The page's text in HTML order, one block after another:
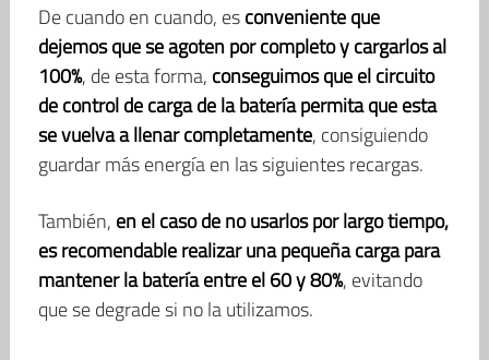
De cuando en cuando, esconveniente que
dejemos que se agoten por completo y cargarlos al
100%, de esta forma, conseguimos que el circuito
de control de carga de la batería permita que esta
se vuelva a llenar completamente, consiguiendo
guardar más energía en las siguientes recargas.
También, en el caso de no usarlos por largo tiempo,
es recomendable realizar una pequeña carga para
mantener la batería entre el 60 y 80%, evitando
que se degrade si no la utilizamos.